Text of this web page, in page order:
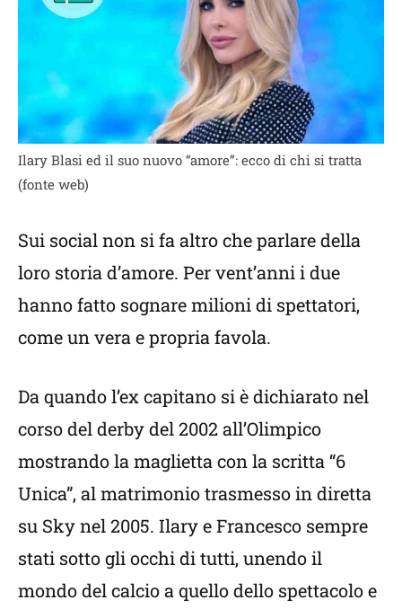
Ilary Blasi ed il suo nuovo “amore”: ecco di chi si tratta
(fonte web)
Sui social non si fa altro che parlare della
loro storia d’amore. Per vent’anni i due
hanno fatto sognare milioni di spettatori,
come un vera e propria favola.
Da quando l’ex capitano si è dichiarato nel
corso del derby del 2002 all’Olimpico
mostrando la maglietta con la scritta “6
Unica”, al matrimonio trasmesso in diretta
su Sky nel 2005. Ilary e Francesco sempre
stati sotto gli occhi di tutti, unendo il
mondo del calcio a quello dello spettacolo e